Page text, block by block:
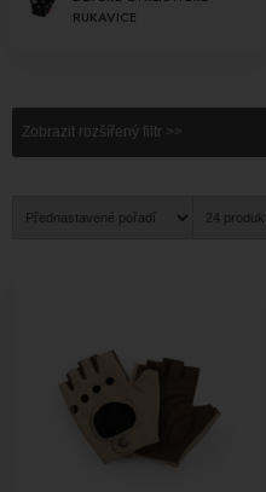
RUKAVICE
Zobrazit rozšířený filtr >>